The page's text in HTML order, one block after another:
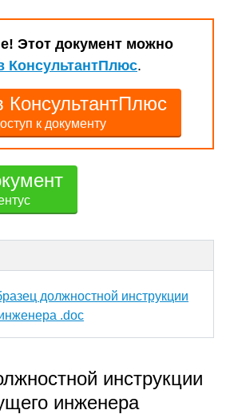
Этот документ можно
КонсультантПлюс.
КонсультантПлюс
к документу
должностной инструкции
.doc
инструкции
инженера